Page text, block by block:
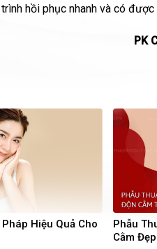
hồi phục nhanh và có được
PK
Hiệu Quả Cho
Phẫu
Cằm Đẹp